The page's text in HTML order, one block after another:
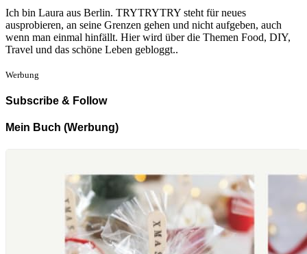
Ich bin Laura aus Berlin. TRYTRYTRY steht für neues
ausprobieren, an seine Grenzen gehen und nicht aufgeben, auch
wenn man einmal hinfällt. Hier wird über die Themen Food, DIY,
Travel und das schöne Leben gebloggt..
Werbung
Subscribe & Follow
Mein Buch (Werbung)